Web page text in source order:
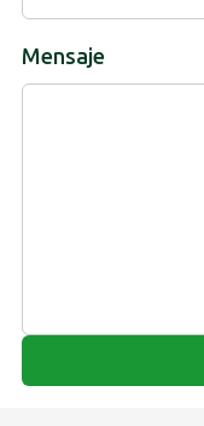
Mensaje